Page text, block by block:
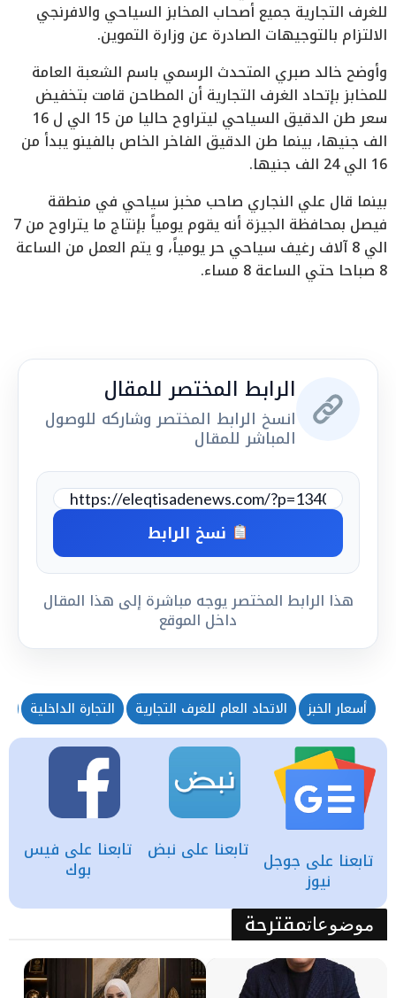
للغرف التجارية جميع أصحاب المخابز السياحي والافرنجي
الالتزام بالتوجيهات الصادرة عن وزارة التموين.
وأوضح خالد صبري المتحدث الرسمي باسم الشعبة العامة
للمخابز بإتحاد الغرف التجارية أن المطاحن قامت بتخفيض
سعر طن الدقيق السياحي ليتراوح حاليا من 15 الي ل 16
الف جنيها، بينما طن الدقيق الفاخر الخاص بالفينو يبدأ من
16 الي 24 الف جنيها.
بينما قال علي النجاري صاحب مخبز سياحي في منطقة
فيصل بمحافظة الجيزة أنه يقوم يومياً بإنتاج ما يتراوح من 7
الي 8 آلاف رغيف سياحي حر يومياً، و يتم العمل من الساعة
8 صباحا حتي الساعة 8 مساء.
الرابط المختصر للمقال
انسخ الرابط المختصر وشاركه للوصول
المباشر للمقال
نسخ الرابط
هذا الرابط المختصر يوجه مباشرة إلى هذا المقال
داخل الموقع
أسعار الخبز الاتحاد العام للغرف التجارية التجارة الداخلية
تابعنا على فيس
بوك
تابعنا على نبض تابعنا على جوجل
نيوز
موضوعاتمقترحة